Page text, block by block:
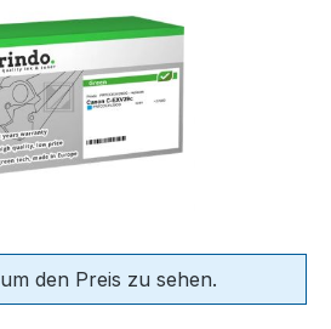
den Preis zu sehen.